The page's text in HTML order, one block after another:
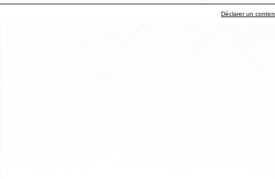
Déclarer un